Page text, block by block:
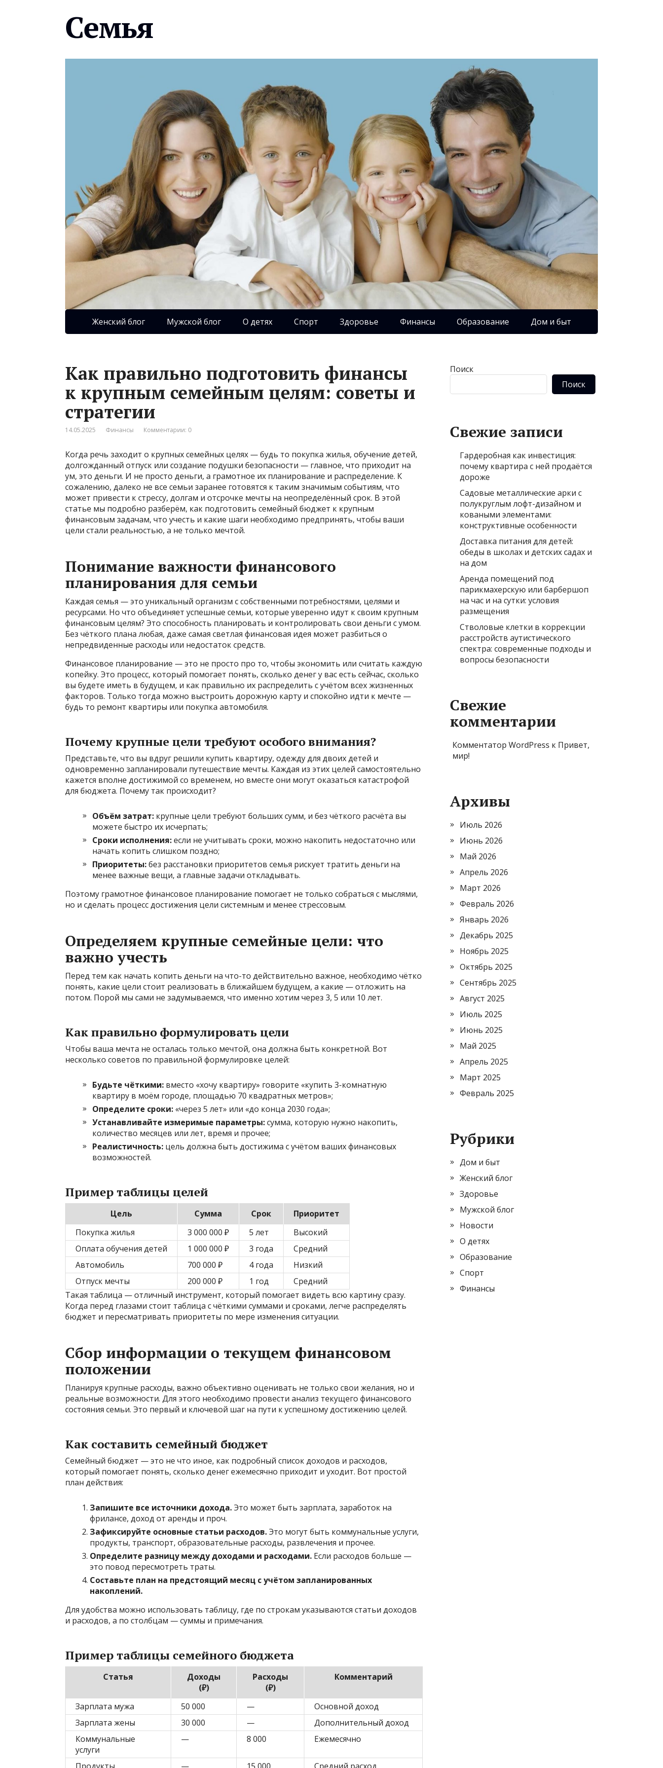
Семья
Женский блог Мужской блог О детях Спорт Здоровье Финансы Образование Дом и быт
Как правильно подготовить финансы
к крупным семейным целям: советы и
стратегии
14.05.2025 Финансы Комментарии: 0
Когда речь заходит о крупных семейных целях — будь то покупка жилья, обучение детей,
долгожданный отпуск или создание подушки безопасности — главное, что приходит на
ум, это деньги. И не просто деньги, а грамотное их планирование и распределение. К
сожалению, далеко не все семьи заранее готовятся к таким значимым событиям, что
может привести к стрессу, долгам и отсрочке мечты на неопределённый срок. В этой
статье мы подробно разберём, как подготовить семейный бюджет к крупным
финансовым задачам, что учесть и какие шаги необходимо предпринять, чтобы ваши
цели стали реальностью, а не только мечтой.
Понимание важности финансового
планирования для семьи
Каждая семья — это уникальный организм с собственными потребностями, целями и
ресурсами. Но что объединяет успешные семьи, которые уверенно идут к своим крупным
финансовым целям? Это способность планировать и контролировать свои деньги с умом.
Без чёткого плана любая, даже самая светлая финансовая идея может разбиться о
непредвиденные расходы или недостаток средств.
Финансовое планирование — это не просто про то, чтобы экономить или считать каждую
копейку. Это процесс, который помогает понять, сколько денег у вас есть сейчас, сколько
вы будете иметь в будущем, и как правильно их распределить с учётом всех жизненных
факторов. Только тогда можно выстроить дорожную карту и спокойно идти к мечте —
будь то ремонт квартиры или покупка автомобиля.
Почему крупные цели требуют особого внимания?
Представьте, что вы вдруг решили купить квартиру, одежду для двоих детей и
одновременно запланировали путешествие мечты. Каждая из этих целей самостоятельно
кажется вполне достижимой со временем, но вместе они могут оказаться катастрофой
для бюджета. Почему так происходит?
Объём затрат: крупные цели требуют больших сумм, и без чёткого расчёта вы
можете быстро их исчерпать;
Сроки исполнения:если не учитывать сроки, можно накопить недостаточно или
начать копить слишком поздно;
Приоритеты:без расстановки приоритетов семья рискует тратить деньги на
менее важные вещи, а главные задачи откладывать.
Поэтому грамотное финансовое планирование помогает не только собраться с мыслями,
но и сделать процесс достижения цели системным и менее стрессовым.
Определяем крупные семейные цели: что
важно учесть
Перед тем как начать копить деньги на что-то действительно важное, необходимо чётко
понять, какие цели стоит реализовать в ближайшем будущем, а какие — отложить на
потом. Порой мы сами не задумываемся, что именно хотим через 3, 5 или 10 лет.
Как правильно формулировать цели
Чтобы ваша мечта не осталась только мечтой, она должна быть конкретной. Вот
несколько советов по правильной формулировке целей:
Будьте чёткими: вместо «хочу квартиру» говорите «купить 3-комнатную
квартиру в моём городе, площадью 70 квадратных метров»;
Определите сроки: «через 5 лет» или «до конца 2030 года»;
Устанавливайте измеримые параметры:сумма, которую нужно накопить,
количество месяцев или лет, время и прочее;
Реалистичность: цель должна быть достижима с учётом ваших финансовых
возможностей.
Пример таблицы целей
Цель Сумма Срок
Приоритет
Покупка жилья
3 000 000 ₽ 5 лет
Высокий
Оплата обучения детей
1 000 000 ₽ 3 года
Средний
Автомобиль
700 000 ₽ 4 года
Низкий
Отпуск мечты
200 000 ₽ 1 год
Средний
Такая таблица — отличный инструмент, который помогает видеть всю картину сразу.
Когда перед глазами стоит таблица с чёткими суммами и сроками, легче распределять
бюджет и пересматривать приоритеты по мере изменения ситуации.
Сбор информации о текущем финансовом
положении
Планируя крупные расходы, важно объективно оценивать не только свои желания, но и
реальные возможности. Для этого необходимо провести анализ текущего финансового
состояния семьи. Это первый и ключевой шаг на пути к успешному достижению целей.
Как составить семейный бюджет
Семейный бюджет — это не что иное, как подробный список доходов и расходов,
который помогает понять, сколько денег ежемесячно приходит и уходит. Вот простой
план действия:
Запишите все источники дохода.Это может быть зарплата, заработок на
фрилансе, доход от аренды и проч.
Зафиксируйте основные статьи расходов.Это могут быть коммунальные услуги,
продукты, транспорт, образовательные расходы, развлечения и прочее.
Определите разницу между доходами и расходами. Если расходов больше —
это повод пересмотреть траты.
Составьте план на предстоящий месяц с учётом запланированных
накоплений.
Для удобства можно использовать таблицу, где по строкам указываются статьи доходов
и расходов, а по столбцам — суммы и примечания.
Пример таблицы семейного бюджета
Статья
Доходы
(₽)
Расходы
(₽)
Комментарий
Зарплата мужа 50 000 —
Основной доход
Зарплата жены
30 000 —
Дополнительный доход
Коммунальные
услуги
— 8 000 Ежемесячно
Поиск
Поиск
Свежие записи
Гардеробная как инвестиция:
почему квартира с ней продаётся
дороже
Садовые металлические арки с
полукруглым лофт-дизайном и
коваными элементами:
конструктивные особенности
Доставка питания для детей:
обеды в школах и детских садах и
на дом
Аренда помещений под
парикмахерскую или барбершоп
на час и на сутки: условия
размещения
Стволовые клетки в коррекции
расстройств аутистического
спектра: современные подходы и
вопросы безопасности
Свежие
комментарии
Комментатор WordPress к Привет,
мир!
Архивы
Июль 2026
Июнь 2026
Май 2026
Апрель 2026
Март 2026
Февраль 2026
Январь 2026
Декабрь 2025
Ноябрь 2025
Октябрь 2025
Сентябрь 2025
Август 2025
Июль 2025
Июнь 2025
Май 2025
Апрель 2025
Март 2025
Февраль 2025
Рубрики
Дом и быт
Женский блог
Здоровье
Мужской блог
Новости
О детях
Образование
Спорт
Финансы